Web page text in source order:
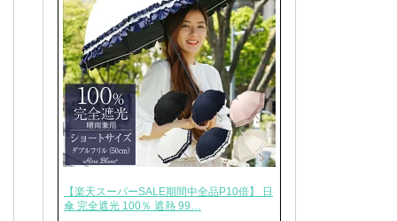
【楽天スーパーSALE期間中全品P10倍】 日
傘 完全遮光 100％ 遮熱 99…